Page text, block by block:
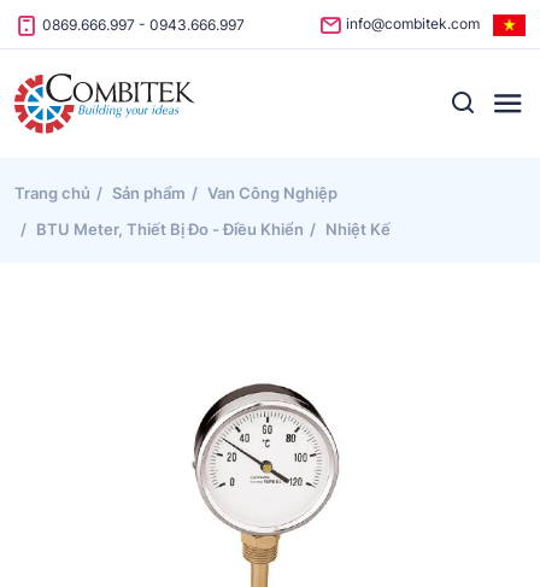
Skip to content
0869.666.997 - 0943.666.997 info@combitek.com
Trang chủ Sản phẩm
Van Công Nghiệp
BTU Meter, Thiết Bị Đo - Điều Khiển
Nhiệt Kế